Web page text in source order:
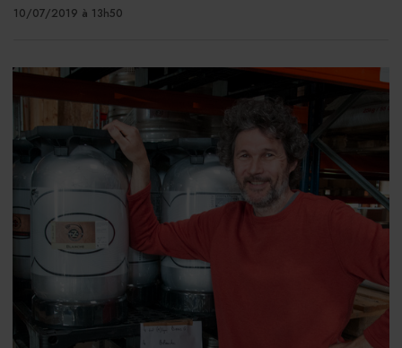
10/07/2019 à 13h50